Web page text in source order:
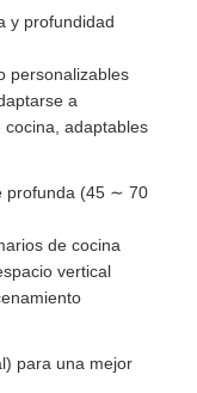
cocina
y profundidad
personalizables
a
adaptables
profunda (45 ∼ 70
de cocina
vertical
para una mejor